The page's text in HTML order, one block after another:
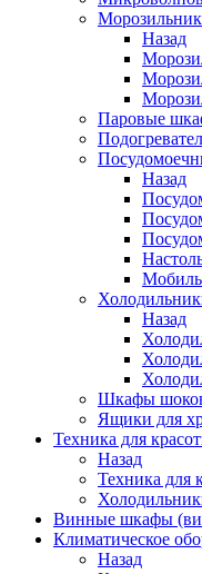
Назад
Паровые
Назад
Назад
Шкафы
Ящики для
Техника для
Назад
Техника для
Винные шкафы
Климатическое
Назад